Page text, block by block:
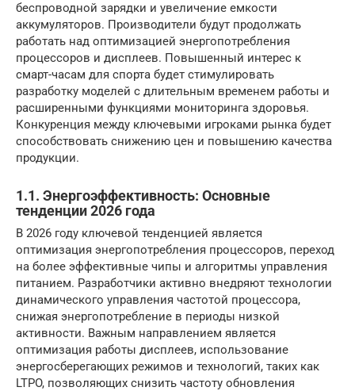
беспроводной зарядки и увеличение емкости
аккумуляторов. Производители будут продолжать
работать над оптимизацией энергопотребления
процессоров и дисплеев. Повышенный интерес к
смарт-часам для спорта будет стимулировать
разработку моделей с длительным временем работы и
расширенными функциями мониторинга здоровья.
Конкуренция между ключевыми игроками рынка будет
способствовать снижению цен и повышению качества
продукции.
1.1. Энергоэффективность: Основные
тенденции 2026 года
В 2026 году ключевой тенденцией является
оптимизация энергопотребления процессоров, переход
на более эффективные чипы и алгоритмы управления
питанием. Разработчики активно внедряют технологии
динамического управления частотой процессора,
снижая энергопотребление в периоды низкой
активности. Важным направлением является
оптимизация работы дисплеев, использование
энергосберегающих режимов и технологий, таких как
LTPO, позволяющих снизить частоту обновления